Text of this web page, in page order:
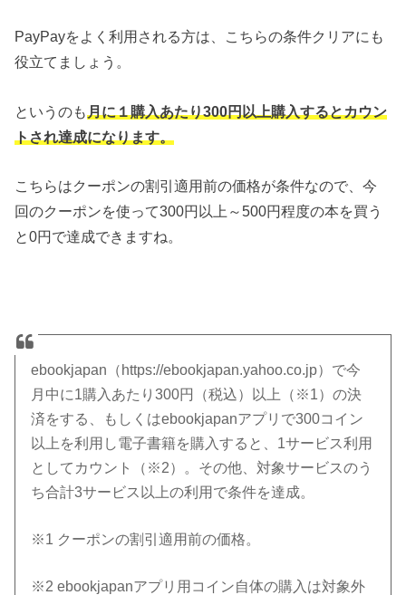
PayPayをよく利用される方は、こちらの条件クリアにも
役立てましょう。
というのも月に１購入あたり300円以上購入するとカウン
トされ達成になります。
こちらはクーポンの割引適用前の価格が条件なので、今
回のクーポンを使って300円以上～500円程度の本を買う
と0円で達成できますね。
ebookjapan（https://ebookjapan.yahoo.co.jp）で今
月中に1購入あたり300円（税込）以上
（※1）の決
済をする、もしくはebookjapanアプリで300コイン
以上を利用し電子書籍を購入すると、1サービス利用
としてカウント（※2）。その他、対象サービスのう
ち合計3サービス以上の利用で条件を達成。
※1 クーポンの割引適用前の価格。
※2 ebookjapanアプリ用コイン自体の購入は対象外